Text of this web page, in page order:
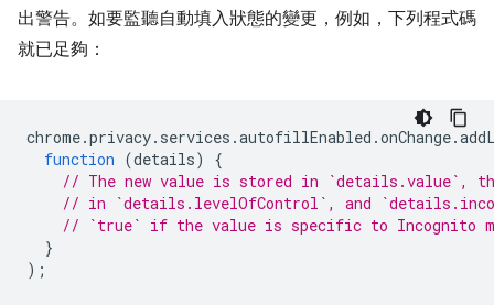
出警告。如要監聽自動填入狀態的變更，例如，下列程式碼
就已足夠：
chrome.privacy. services .autofillEnabled .onChange.
function (details)
{
// The new value is stored in `details.value`,
// in `details.levelOfControl`, and
// `true` if the value is specific to Incognito
}
);